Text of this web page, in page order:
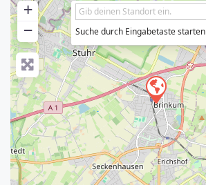
+
−
Suche durch Eingabetaste starten